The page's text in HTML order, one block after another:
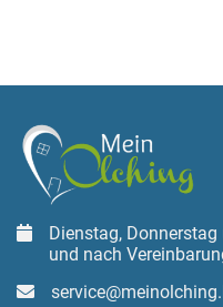
Dienstag,
und nach